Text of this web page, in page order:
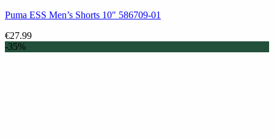
Puma ESS Men’s Shorts 10″ 586709-01
€27.99
-35%